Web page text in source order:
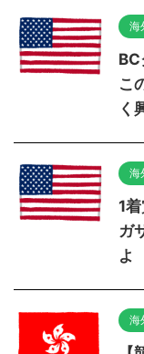
海
こ
く
海
1
ガ
よ
海